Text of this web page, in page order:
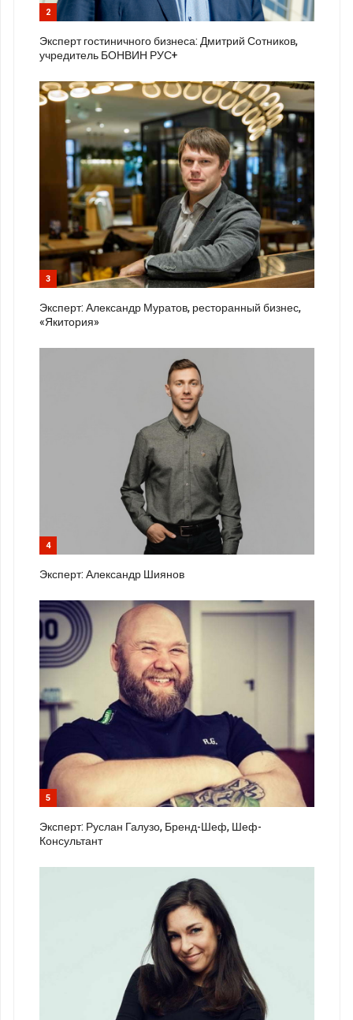
2
Эксперт гостиничного бизнеса: Дмитрий Сотников,
учредитель БОНВИН РУС+
3
Эксперт: Александр Муратов, ресторанный бизнес,
«Якитория»
4
Эксперт: Александр Шиянов
5
Эксперт: Руслан Галузо, Бренд-Шеф, Шеф-
Консультант